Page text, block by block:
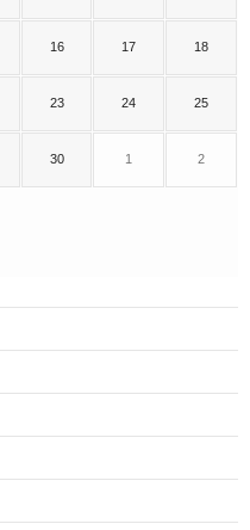
16 17 18
23 24 25
30 1 2